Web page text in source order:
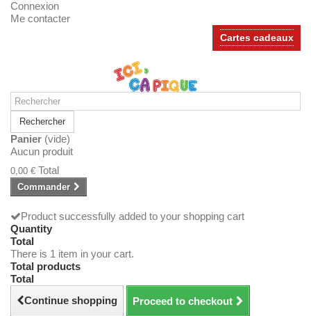
Connexion
Me contacter
Cartes cadeaux
Rechercher
Panier (vide)
Aucun produit
0,00 € Total
Commander
Product successfully added to your shopping cart
Quantity
Total
There is 1 item in your cart.
Total products
Total
Continue shopping
Proceed to checkout